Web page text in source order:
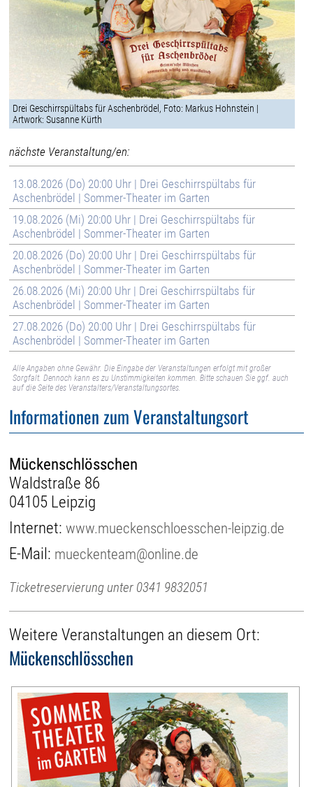
Drei Geschirrspültabs für Aschenbrödel, Foto: Markus Hohnstein |
Artwork: Susanne Kürth
nächste Veranstaltung/en:
13.08.2026 (Do) 20:00 Uhr | Drei Geschirrspültabs für
Aschenbrödel | Sommer-Theater im Garten
19.08.2026 (Mi) 20:00 Uhr | Drei Geschirrspültabs für
Aschenbrödel | Sommer-Theater im Garten
20.08.2026 (Do) 20:00 Uhr | Drei Geschirrspültabs für
Aschenbrödel | Sommer-Theater im Garten
26.08.2026 (Mi) 20:00 Uhr | Drei Geschirrspültabs für
Aschenbrödel | Sommer-Theater im Garten
27.08.2026 (Do) 20:00 Uhr | Drei Geschirrspültabs für
Aschenbrödel | Sommer-Theater im Garten
Alle Angaben ohne Gewähr. Die Eingabe der Veranstaltungen erfolgt mit großer
Sorgfalt. Dennoch kann es zu Unstimmigkeiten kommen. Bitte schauen Sie ggf. auch
auf die Seite des Veranstalters/Veranstaltungsortes.
Informationen zum Veranstaltungsort
Mückenschlösschen
Waldstraße 86
04105 Leipzig
Internet:www.mueckenschloesschen-leipzig.de
E-Mail: mueckenteam@online.de
Ticketreservierung unter 0341 9832051
Weitere Veranstaltungen an diesem Ort:
Mückenschlösschen